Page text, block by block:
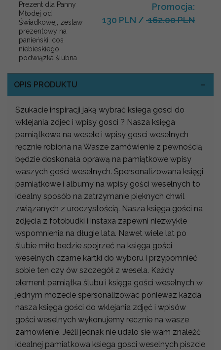
Prezent dla Panny
Młodej od
Świadkowej, zestaw
prezentowy na
panieński, cos
niebieskiego
podwiązka ślubna
Promocja:
130 PLN / 162.00 PLN
OPIS PRODUKTU
Szukacie inspiracji jaką wybrać ksiega gosci do
wklejania zdjec i wpisy gosci ? Nasza księga
pamiątkowa na wesele i wpisy gosci weselnych
ręcznie robiona na Wasze zamówienie z pewnością
będzie doskonała oprawą na pamiątkowe wpisy
waszych gości weselnych. Spersonalizowana księgi
pamiątkowe i albumy na wpisy gości weselnych to
idealny sposób na zatrzymanie pięknych chwil
związanych z uroczystością. Nasza księga gości na
zdjęcia z fotobudki i instaxa zapewni niezwykłe
wspomnienia na długie lata. Nawet wiele lat po
ślubie miło bedzie spojrzeć na księga gości
weselnych czarne kartki do wyboru i przypomnieć
sobie ten czy ów szczegół z wesela. Każdy
element pamiątka ślubu i księga gości weselnych w
jednym mozecie spersonalizowac poniewaz kazda
nasza księga gości do wklejania zdjęć i wpisów
gości weselnych wykonujemy recznie na wasze
zamowienie. Jeżli jednak nie udalo sie wam znaleźć
idealnej pamiatkowa ksiega gosci weselnych piszcie